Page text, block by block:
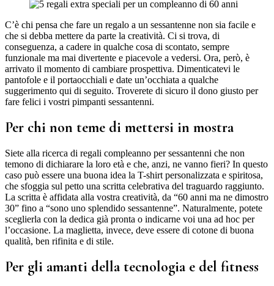
C’è chi pensa che fare un regalo a un sessantenne non sia facile e
che si debba mettere da parte la creatività. Ci si trova, di
conseguenza, a cadere in qualche cosa di scontato, sempre
funzionale ma mai divertente e piacevole a vedersi. Ora, però, è
arrivato il momento di cambiare prospettiva. Dimenticatevi le
pantofole e il portaocchiali e date un’occhiata a qualche
suggerimento qui di seguito. Troverete di sicuro il dono giusto per
fare felici i vostri pimpanti sessantenni.
Per chi non teme di mettersi in mostra
Siete alla ricerca di regali compleanno per sessantenni che non
temono di dichiarare la loro età e che, anzi, ne vanno fieri? In questo
caso può essere una buona idea la T-shirt personalizzata e spiritosa,
che sfoggia sul petto una scritta celebrativa del traguardo raggiunto.
La scritta è affidata alla vostra creatività, da “60 anni ma ne dimostro
30” fino a “sono uno splendido sessantenne”. Naturalmente, potete
sceglierla con la dedica già pronta o indicarne voi una ad hoc per
l’occasione. La maglietta, invece, deve essere di cotone di buona
qualità, ben rifinita e di stile.
Per gli amanti della tecnologia e del fitness